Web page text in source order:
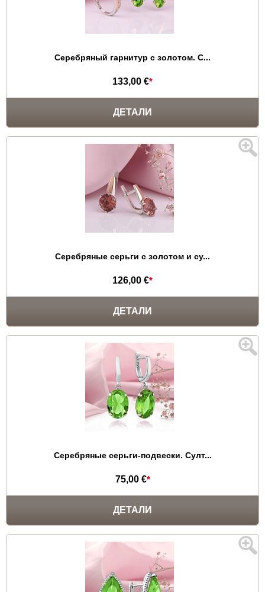
Серебряный гарнитур с золотом. С...
133,00 €*
ДЕТАЛИ
Серебряные серьги с золотом и су...
126,00 €*
ДЕТАЛИ
Серебряные серьги-подвески. Султ...
75,00 €*
ДЕТАЛИ